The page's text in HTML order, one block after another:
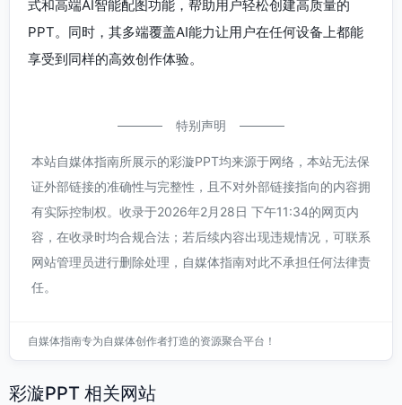
式和高端AI智能配图功能，帮助用户轻松创建高质量的
PPT。同时，其多端覆盖AI能力让用户在任何设备上都能
享受到同样的高效创作体验。
特别声明
本站自媒体指南所展示的彩漩PPT均来源于网络，本站无法保
证外部链接的准确性与完整性，且不对外部链接指向的内容拥
有实际控制权。收录于2026年2月28日 下午11:34的网页内
容，在收录时均合规合法；若后续内容出现违规情况，可联系
网站管理员进行删除处理，自媒体指南对此不承担任何法律责
任。
自媒体指南专为自媒体创作者打造的资源聚合平台！
彩漩PPT 相关网站